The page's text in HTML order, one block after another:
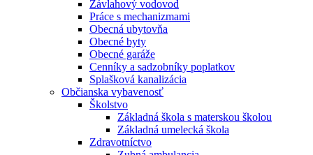
Závlahový vodovod
Práce s mechanizmami
Obecná ubytovňa
Obecné byty
Obecné garáže
Cenníky a sadzobníky poplatkov
Splašková kanalizácia
Občianska vybavenosť
Školstvo
Základná škola s materskou školou
Základná umelecká škola
Zdravotníctvo